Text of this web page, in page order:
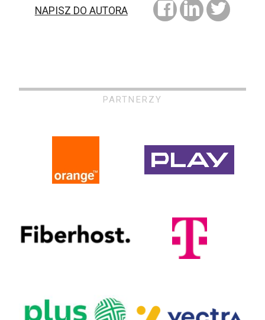
NAPISZ DO AUTORA
PARTNERZY